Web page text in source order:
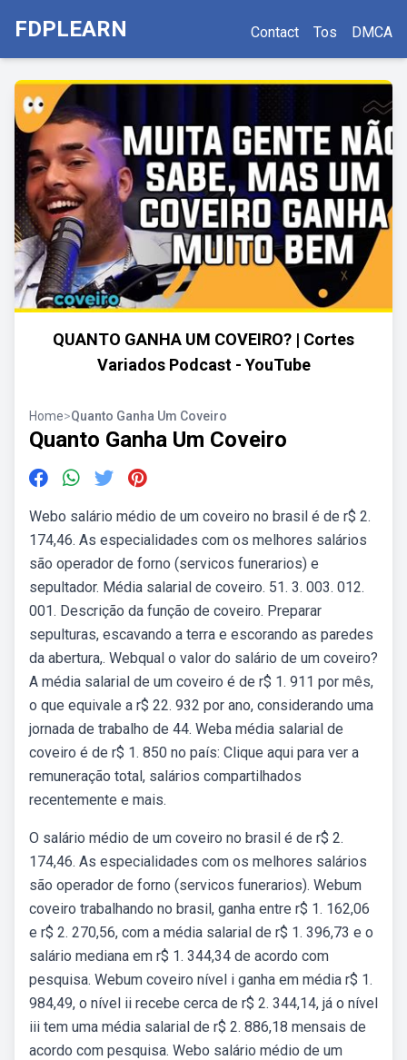
FDPLEARN Contact Tos DMCA
QUANTO GANHA UM COVEIRO? | Cortes
Variados Podcast - YouTube
Home>Quanto Ganha Um Coveiro
Quanto Ganha Um Coveiro
Webo salário médio de um coveiro no brasil é de r$ 2.
174,46. As especialidades com os melhores salários
são operador de forno (servicos funerarios) e
sepultador. Média salarial de coveiro. 51. 3. 003. 012.
001. Descrição da função de coveiro. Preparar
sepulturas, escavando a terra e escorando as paredes
da abertura,. Webqual o valor do salário de um coveiro?
A média salarial de um coveiro é de r$ 1. 911 por mês,
o que equivale a r$ 22. 932 por ano, considerando uma
jornada de trabalho de 44. Weba média salarial de
coveiro é de r$ 1. 850 no país: Clique aqui para ver a
remuneração total, salários compartilhados
recentemente e mais.
O salário médio de um coveiro no brasil é de r$ 2.
174,46. As especialidades com os melhores salários
são operador de forno (servicos funerarios). Webum
coveiro trabalhando no brasil, ganha entre r$ 1. 162,06
e r$ 2. 270,56, com a média salarial de r$ 1. 396,73 e o
salário mediana em r$ 1. 344,34 de acordo com
pesquisa. Webum coveiro nível i ganha em média r$ 1.
984,49, o nível ii recebe cerca de r$ 2. 344,14, já o nível
iii tem uma média salarial de r$ 2. 886,18 mensais de
acordo com pesquisa. Webo salário médio de um